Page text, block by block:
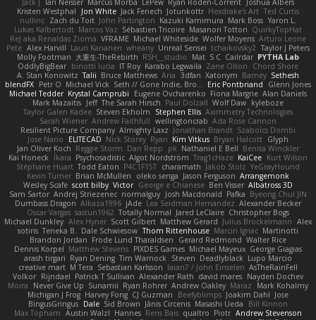
Jack J
Ian Neisser Marcus Morba LePew Ryan Roden-Corrent Joshua Albers
Kristen Westphal
Jon White Jack Fenech Jotunkottr Hexdrake's Art Ted Curtis
nullinc Zach du Toit John Partington Kazuki Kamimura Mark Boss Yaron L.
Lukas Kalbertodt Marcos Vaz Sébastien Tricoire Masanori Tottori QuirkyTopHat
ReJ aka Renaldas Zioma VFRAME Michael Whiteside Wolfer Moyens Arturo Leone
Pete Alex Harvill Lauri Kananen wheany Unreal Sensei tchaikovsky2 Taylor J Peters
Molly Footman 大重生-TheRebirth RSH__studio Mat S C Cailrdar PYTHA Lab
OddlyBigBear binotti lucia IT Roy Karabo Legwaila Zane Olson
Chord Shore
A. Stan Konowitz Talii Bruce Matthews Aria 3dfan Xatonym Barney Sethesh
blendFX Petr O Michael Vick Seth // Gone Indie, Bro... Eric Pontbriand
Glenn Jones
Michael Tedder Krystal Camprubi Eugene Ovcharenko Fiona Margrie Alan Daniels
Mark Mazaitis Jeff The Sarah Hirsch Paul Dolzall Wolf Daw kyleboze
Taylor Galen Kadee Steven Ekholm Stephen Ellis Aximmetry Technologies
Sarah Wiener Andrew Faithfull wellingtoncrab Ada Rose Cannon
Resilient Picture Company Almighty Laxz Jonathan Brandt Szabolcs Dombi
Jose Nario
ELITECAD Nick Storey Ryan Kim Vitkus Bryan Halcott Glyph
Jan Oliver Koch Reggie Storm Dan Repp pk Nathaniel E Bell Benita Winckler
Kai Honeck Íkara Psychosadistic Algot Nordström Trag1cHaze KaiCee Kurt Wilson
Stéphane Huart Todd Eaton P4C1F15T charamath Jakob Stolz YeGrayHound
Kevin Turner Brian McMullen oleko senga Jason Ferguson Arrangemonk
Wesley Scafe scott bilby Victor George e Chianese Ben Visser Albatross 3D
Sam Sartor Andrej Striezenec normalguy Josh Macdonald Pafka Byeong Chul JIN
Dumbass Dragon Alkaza1996 jAde Lea Seidman Hernandez Alexander Becker
Oscar Vargas sastun1962 Totally Normal Jared LeClaire Christopher Bogs
Michael Dunkley Alex Hyner Scott Gilbert Matthew Gerard Julius Brockelmann Alex
sotiris Teneka B. Dale Schwiesow Thom Rittenhouse Marcin Ignac Martinotti
Brandon Jordan Frode Lund Tharaldsen Gerard Redmond Walter Rice
Dennis Korpel Matthew Stevens PIXDES Games Michael Mayeux George Giagias
arash tirgari Ryan Dening Tim Warnock Steven Deadlyblack Lupo Marcio
creative mart M Tera Sebastian Karlsson Iaian7 / John Einselen AsTheRainFell
Volkor Rijndael Patrick T Sullivan Alexander Rath david mares Nayden Dochev
Moira
Never Give Up Sunamii Ryan Rohrer Andrew Oakley Maraz
Mark Kohalmy
Michigan J Frog Harvey Fong CJ Guzman Beefyblimps Joakim Dahl Jose
BingusGringus Dale Sid Brown Jānis Circenis Masashi Ueda
Bill Kinnon
Max Topham Austin Walzl Hannes Rens Bais qualtro Piotr Andrew Stevenson